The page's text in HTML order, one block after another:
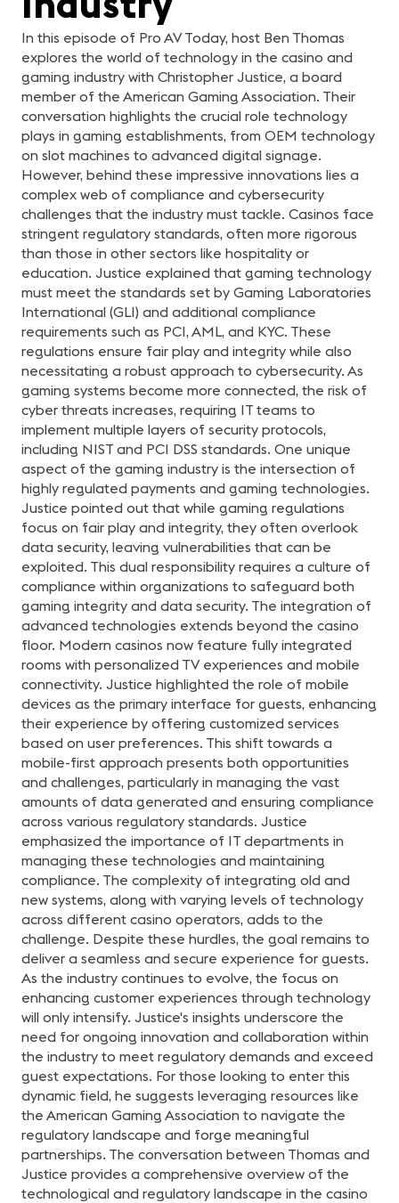
Specialist en Footprint
Panelistas: Mauricio
Garcia, Vice Presidente de
LEDEC y Braulio Arellano,
Director de Operaciones
(COO) en SISTASA
(AVaaS): Conoceremos el
modelo AVaaS, su
implementación y gestión
con criterios de TI para
aportar flexibilidad y
escalabilidad a los
servicios audiovisuales. -
Gestión de Proyectos:
Exploración de mejores
prácticas para manejar
proyectos AV con el rigor
metodológico de TI,
asegurando calidad y
consistencia, y cómo estas
estrategias pueden
beneficiar a los sistemas
TI. - Facilidades y
Utilidades de TI en AV:
Revisaremos las
herramientas y
tecnologías de TI que
potencian los servicios y
proyectos AV, haciendo
énfasis en su utilidad y
facilidad de
implementación, y cómo
los sistemas AV pueden
modernizar y mejorar las
infraestructuras TI. -
Convergencia en Etapas
de Preventa y Postventa:
Aprovechamiento de la
sinergia entre TI y AV en
las fases de preventa y
postventa para ofrecer un
servicio más completo y
satisfactorio a los clientes.
Moderado por: Iván
Escipión Hasbún Alegría,
CTS Jefe de Proyectos &
Audiomusica Panelistas:
Nelly Velásquez Chávez,
Ingeniero de proyectos AV
em Ricoh del Perú S.A.C y
Jorge Cabello, CTS
Gerente Comercial en
Virtualika.
In this episode of Pro AV Today, host Ben Thomas
explores the world of technology in the casino and
gaming industry with Christopher Justice, a board
member of the American Gaming Association. Their
conversation highlights the crucial role technology
plays in gaming establishments, from OEM technology
on slot machines to advanced digital signage.
However, behind these impressive innovations lies a
complex web of compliance and cybersecurity
challenges that the industry must tackle. Casinos face
stringent regulatory standards, often more rigorous
than those in other sectors like hospitality or
education. Justice explained that gaming technology
must meet the standards set by Gaming Laboratories
International (GLI) and additional compliance
requirements such as PCI, AML, and KYC. These
regulations ensure fair play and integrity while also
necessitating a robust approach to cybersecurity. As
gaming systems become more connected, the risk of
cyber threats increases, requiring IT teams to
implement multiple layers of security protocols,
including NIST and PCI DSS standards. One unique
aspect of the gaming industry is the intersection of
highly regulated payments and gaming technologies.
Justice pointed out that while gaming regulations
focus on fair play and integrity, they often overlook
data security, leaving vulnerabilities that can be
exploited. This dual responsibility requires a culture of
compliance within organizations to safeguard both
gaming integrity and data security. The integration of
advanced technologies extends beyond the casino
floor. Modern casinos now feature fully integrated
rooms with personalized TV experiences and mobile
connectivity. Justice highlighted the role of mobile
devices as the primary interface for guests, enhancing
their experience by offering customized services
based on user preferences. This shift towards a
mobile-first approach presents both opportunities
and challenges, particularly in managing the vast
amounts of data generated and ensuring compliance
across various regulatory standards. Justice
emphasized the importance of IT departments in
managing these technologies and maintaining
compliance. The complexity of integrating old and
new systems, along with varying levels of technology
across different casino operators, adds to the
challenge. Despite these hurdles, the goal remains to
deliver a seamless and secure experience for guests.
As the industry continues to evolve, the focus on
enhancing customer experiences through technology
will only intensify. Justice's insights underscore the
need for ongoing innovation and collaboration within
the industry to meet regulatory demands and exceed
guest expectations. For those looking to enter this
dynamic field, he suggests leveraging resources like
the American Gaming Association to navigate the
regulatory landscape and forge meaningful
partnerships. The conversation between Thomas and
Justice provides a comprehensive overview of the
technological and regulatory landscape in the casino